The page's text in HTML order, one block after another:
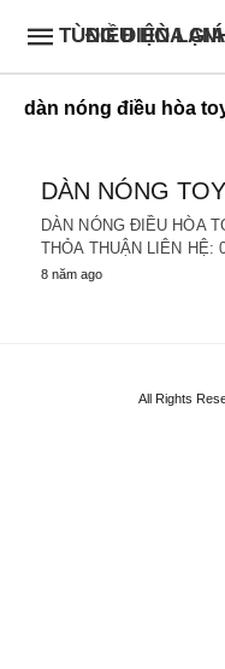
ĐIỀU HÒA GIÁ TỐT, TRUNG
dàn nóng điều hòa
DÀN NÓNG
DÀN NÓNG ĐIỀU HÒA
THỎA THUẬN LIÊN HỆ:
8 năm ago
All Rights